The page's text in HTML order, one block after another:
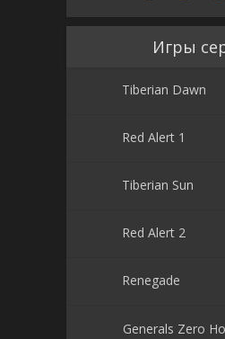
Игры
Tiberian Dawn
Red Alert 1
Tiberian Sun
Red Alert 2
Renegade
Generals Zero